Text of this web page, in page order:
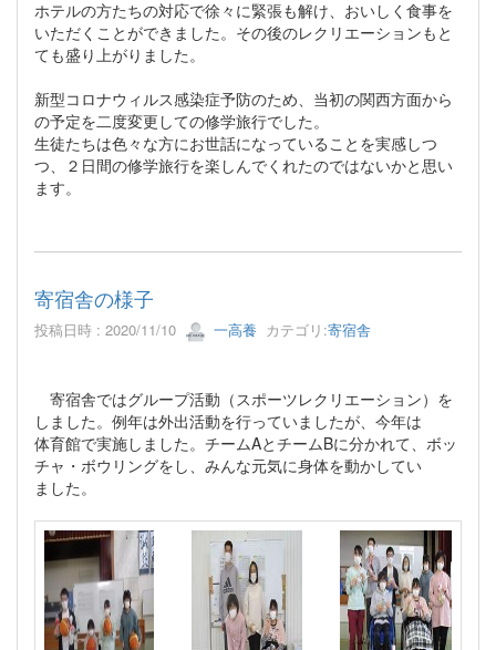
ホテルの方たちの対応で徐々に緊張も解け、おいしく食事を
いただくことができました。その後のレクリエーションもと
ても盛り上がりました。
新型コロナウィルス感染症予防のため、当初の関西方面から
の予定を二度変更しての修学旅行でした。
生徒たちは色々な方にお世話になっていることを実感しつ
つ、２日間の修学旅行を楽しんでくれたのではないかと思い
ます。
寄宿舎の様子
投稿日時 : 2020/11/10 一高養 カテゴリ:寄宿舎
寄宿舎ではグループ活動（スポーツレクリエーション）を
しました。例年は外出活動を行っていましたが、今年は
体育館で実施しました。チームAとチームBに分かれて、ボッ
チャ・ボウリングをし、みんな元気に身体を動かしてい
ました。